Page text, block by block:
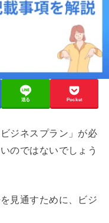
送る Pocket
ジネスプラン」が必
のではないでしょう
見通すために、ビジ